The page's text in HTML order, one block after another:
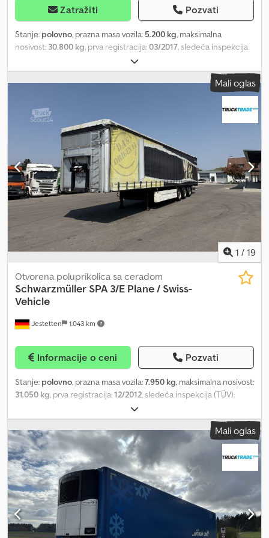
Zatražiti Pozvati
Stanje: polovno, prazna masa vozila: 5.200 kg, maksimalna
nosivost: 30.800 kg, prva registracija:03/2017, sledeća inspekcija
25.500 mm
dimenzija gume:385 / 65 R 22.5 / 10mm, dimenzija prednje gume:
385 / 65 R 22.5 / 10mm, radna težina:36.000 kg, Mali oglas
1 / 19
Jestetten 1.043 km
Otvorena poluprikolica sa ceradom
Schwarzmüller SPA 3/E Plane / Swiss-
Vehicle
Informacije o ceni Pozvati
Stanje: polovno, prazna masa vozila:7.950 kg, maksimalna nosivost:
31.050 kg, prva registracija:12/2012, sledeća inspekcija (TÜV):
14.000 mm
ukupna visina:40.000 mm, suspencija:vazduh, dimenzija gume:
385 / 55 R 22.5 / 6mm, dimenzija prednje gume:385 / 55 R 22.5 /
6mm, radna težina: 39.000 kg,
Mali oglas